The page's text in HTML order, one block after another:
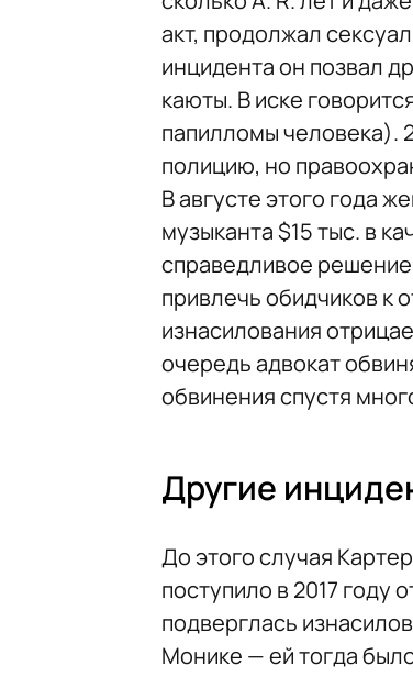
акт, продолжал
инцидента он позвал
каюты. В иске
папилломы человека).
полицию, но
В августе этого года
музыканта $15 тыс. в
справедливое
привлечь обидчиков к
изнасилования
очередь адвокат
обвинения спустя
Другие
До этого случая
поступило в 2017 году
подверглась
Монике — ей тогда